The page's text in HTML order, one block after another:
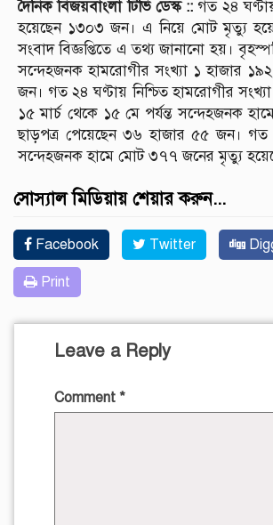
দৈনিক বিজয়বাংলা টিভি ডেস্ক ::গত ২৪
হয়েছেন ১৩০৩ জন। এ নিয়ে মোট মৃত্যু
সংবাদ বিজ্ঞপ্তিতে এ তথ্য জানানো হয়।
সন্দেহজনক হামরোগীর সংখ্যা ১ হাজার
জন। গত ২৪ ঘণ্টায় নিশ্চিত হামরোগীর
১৫ মার্চ থেকে ১৫ মে পর্যন্ত সন্দেহজনক
ছাড়পত্র পেয়েছেন ৩৬ হাজার ৫৫ জন।
সন্দেহজনক হামে মোট ৩৭৭ জনের মৃত্যু
সোস্যাল মিডিয়ায় শেয়ার করুন...
Facebook Twitter
Print
Leave a Reply
Comment *